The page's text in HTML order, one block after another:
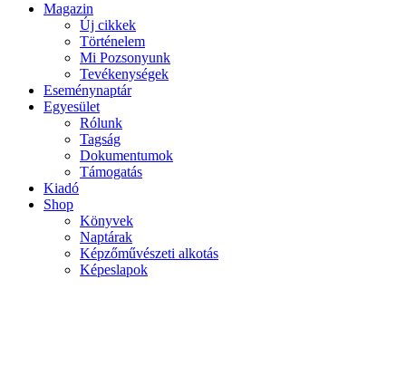
Magazin
Új cikkek
Történelem
Mi Pozsonyunk
Tevékenységek
Eseménynaptár
Egyesület
Rólunk
Tagság
Dokumentumok
Támogatás
Kiadó
Shop
Könyvek
Naptárak
Képzőművészeti alkotás
Képeslapok